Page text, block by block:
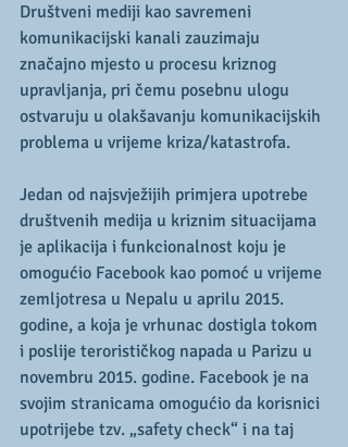
Društveni mediji kao savremeni
komunikacijski kanali zauzimaju
značajno mjesto u procesu kriznog
upravljanja, pri čemu posebnu ulogu
ostvaruju u olakšavanju komunikacijskih
problema u vrijeme kriza/katastrofa.
Jedan od najsvježijih primjera upotrebe
društvenih medija u kriznim situacijama
je aplikacija i funkcionalnost koju je
omogućio Facebook kao pomoć u vrijeme
zemljotresa u Nepalu u aprilu 2015.
godine, a koja je vrhunac dostigla tokom
i poslije terorističkog napada u Parizu u
novembru 2015. godine. Facebook je na
svojim stranicama omogućio da korisnici
upotrijebe tzv. „safety check“ i na taj